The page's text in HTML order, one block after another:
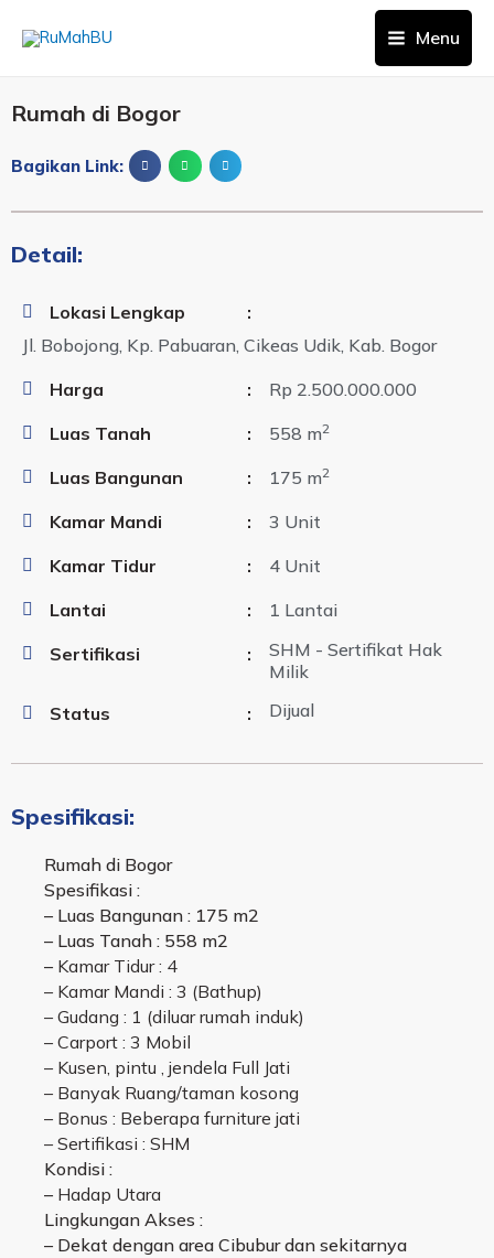
Menu
Rumah di Bogor
Bagikan Link:
Detail:
Lokasi Lengkap
:
Jl. Bobojong, Kp. Pabuaran, Cikeas Udik, Kab. Bogor
Harga
:
Rp 2.500.000.000
Luas Tanah
: 558 m2
Luas Bangunan : 175 m2
Kamar Mandi :
3 Unit
Kamar Tidur
:
4 Unit
Lantai
:
1 Lantai
Sertifikasi
:
SHM - Sertifikat Hak
Milik
Status
: Dijual
Spesifikasi:
Rumah di Bogor
Spesifikasi :
– Luas Bangunan : 175 m2
– Luas Tanah : 558 m2
– Kamar Tidur : 4
– Kamar Mandi : 3 (Bathup)
– Gudang : 1 (diluar rumah induk)
– Carport : 3 Mobil
– Kusen, pintu , jendela Full Jati
– Banyak Ruang/taman kosong
– Bonus : Beberapa furniture jati
– Sertifikasi : SHM
Kondisi :
– Hadap Utara
Lingkungan Akses :
– Dekat dengan area Cibubur dan sekitarnya